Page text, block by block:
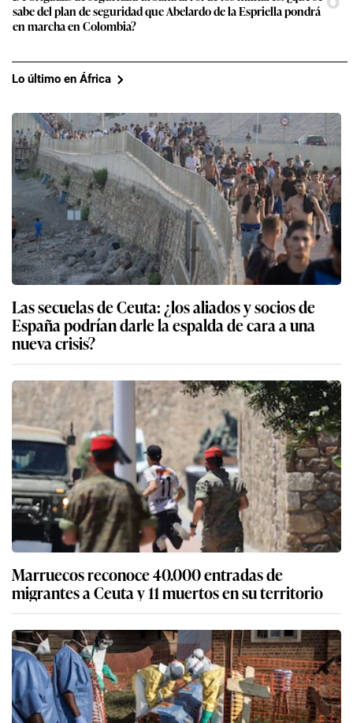
sabe del plan de seguridad que Abelardo de la Espriella pondrá
en marcha en Colombia?
Lo último en África
Las secuelas de Ceuta: ¿los aliados y socios de
España podrían darle la espalda de cara a una
nueva crisis?
Marruecos reconoce 40.000 entradas de
migrantes a Ceuta y 11 muertos en su territorio